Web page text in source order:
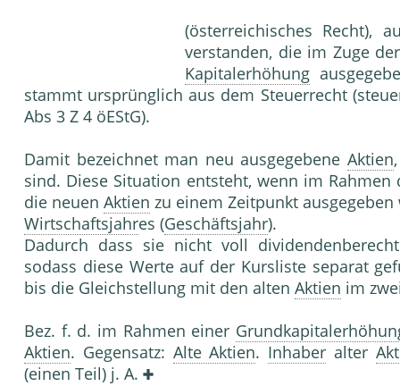
(österreichisches Recht),
verstanden, die im Zuge
Kapitalerhöhung
stammt ursprünglich aus dem Steuerrecht
Abs 3 Z 4 öEStG).
Damit bezeichnet man neu ausgegebene Aktien
sind. Diese Situation entsteht, wenn im
die neuen Aktien zu einem Zeitpunkt
Wirtschaftsjahres (Geschäftsjahr).
Dadurch dass sie nicht voll
sodass diese Werte auf der Kursliste separat
bis die Gleichstellung mit den alten Aktien im
Bez. f. d. im Rahmen einer
Aktien. Gegensatz: Alte Aktien. Inhaber alter
(einen Teil) j. A.